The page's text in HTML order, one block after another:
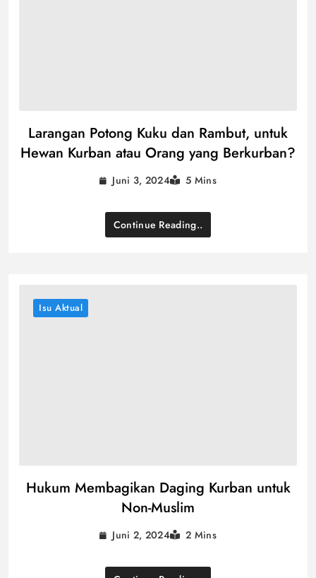
Larangan Potong Kuku dan Rambut, untuk
Hewan Kurban atau Orang yang Berkurban?
Juni 3, 2024 5 Mins
Continue Reading..
Isu Aktual
Hukum Membagikan Daging Kurban untuk
Non-Muslim
Juni 2, 2024 2 Mins